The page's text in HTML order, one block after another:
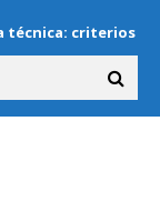
criterios